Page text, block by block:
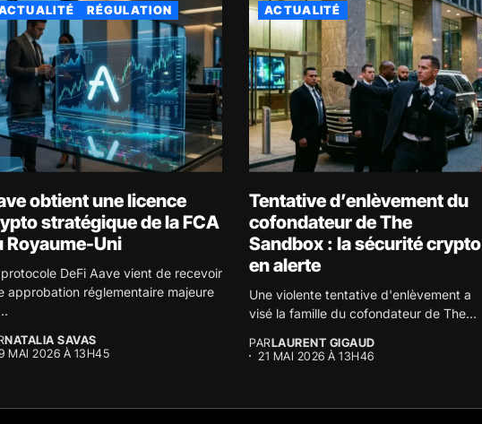
RÉGULATION
obtient une licence
stratégique de la FCA
Royaume-Uni
DeFi Aave vient de recevoir
approbation réglementaire majeure
NATALIA SAVAS
MAI 2026 À 13H45
ACTUALITÉ
Tentative d’enlèvement du
cofondateur de The
Sandbox : la sécurité crypto
en alerte
Une violente tentative d'enlèvement a
visé la famille du cofondateur de The...
PARLAURENT GIGAUD
21 MAI 2026 À 13H46